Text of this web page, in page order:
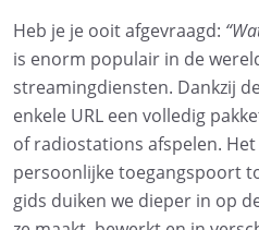
Heb je je ooit afgevraagd:
is enorm populair in de
streamingdiensten. Dankzij
enkele URL een volledig
of radiostations afspelen.
persoonlijke toegangspoort
gids duiken we dieper in op